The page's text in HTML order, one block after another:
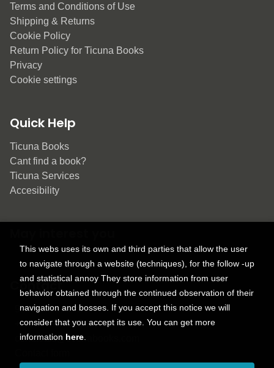
Terms and Conditions of Use
Shipping & Returns
Cookie Policy
Return Policy for Ticuna Books
Privacy
Cookie settings
Quick Help
Ticuna Books
Cant find a book?
Ticuna Services
Accesibility
Contact
9150 Tahoma St.
+1 614-707-9934
contactus@ticunabooks.com
This webs uses its own and third parties that allow the user
to navigate through a website (techniques), for the follow -up
and statistical annoy They store information from user
behavior obtained through the continued observation of their
navigation and bosses. If you accept this notice we will
consider that you accept its use. You can get more
information here